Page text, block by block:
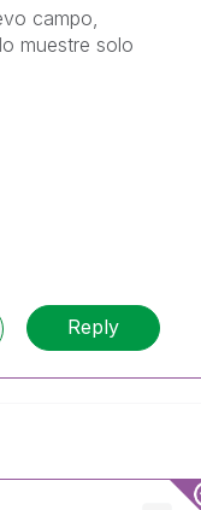
campo,
muestre solo
Reply